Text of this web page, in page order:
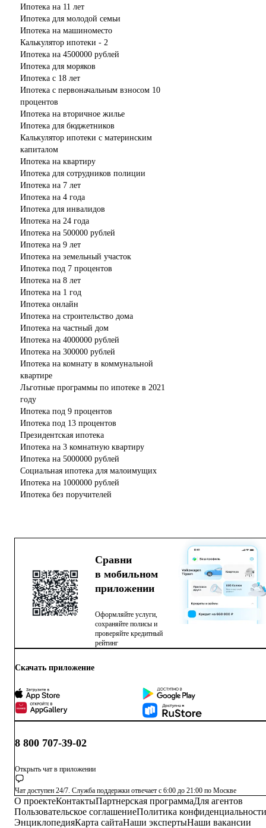
Ипотека на 11 лет
Ипотека для молодой семьи
Ипотека на машиноместо
Калькулятор ипотеки - 2
Ипотека на 4500000 рублей
Ипотека для моряков
Ипотека с 18 лет
Ипотека с первоначальным взносом 10
процентов
Ипотека на вторичное жилье
Ипотека для бюджетников
Калькулятор ипотеки с материнским
капиталом
Ипотека на квартиру
Ипотека для сотрудников полиции
Ипотека на 7 лет
Ипотека на 4 года
Ипотека для инвалидов
Ипотека на 24 года
Ипотека на 500000 рублей
Ипотека на 9 лет
Ипотека на земельный участок
Ипотека под 7 процентов
Ипотека на 8 лет
Ипотека на 1 год
Ипотека онлайн
Ипотека на строительство дома
Ипотека на частный дом
Ипотека на 4000000 рублей
Ипотека на 300000 рублей
Ипотека на комнату в коммунальной
квартире
Льготные программы по ипотеке в 2021
году
Ипотека под 9 процентов
Ипотека под 13 процентов
Президентская ипотека
Ипотека на 3 комнатную квартиру
Ипотека на 5000000 рублей
Социальная ипотека для малоимущих
Ипотека на 1000000 рублей
Ипотека без поручителей
Сравни
в мобильном
приложении
Оформляйте услуги,
сохраняйте полисы и
проверяйте кредитный
рейтинг
Скачать приложение
8 800 707-39-02
Открыть чат в приложении
Чат доступен 24/7. Служба поддержки отвечает с 6:00 до 21:00 по Москве
О проектеКонтактыПартнерская программаДля агентов
Пользовательское соглашениеПолитика конфиденциальности
ЭнциклопедияКарта сайтаНаши экспертыНаши вакансии